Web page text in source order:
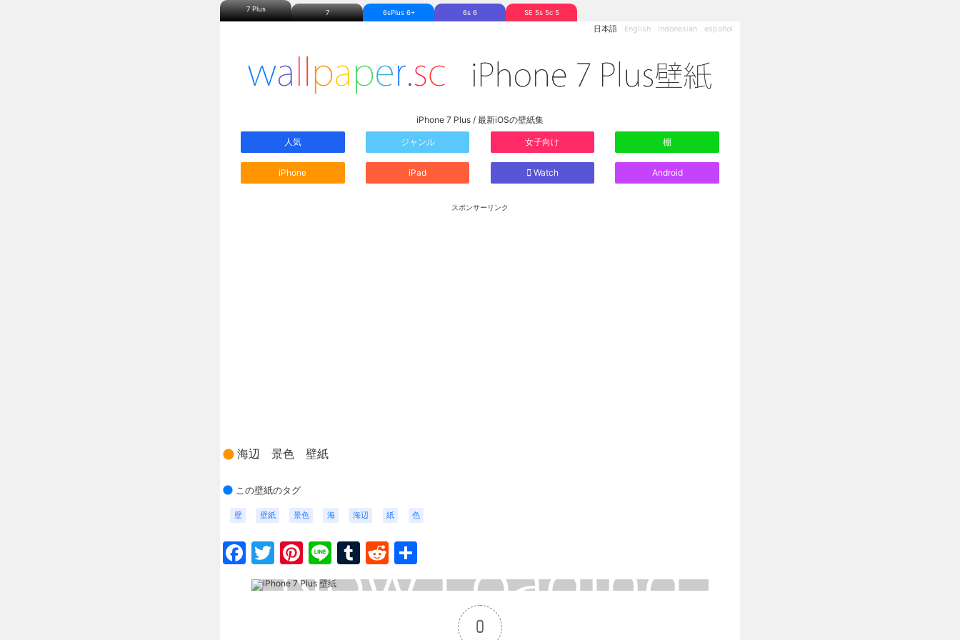
7 Plus 7 6sPlus 6+ 6s 6 SE 5s 5c 5
日本語 English Indonesian español
iPhone 7 Plus / 最新iOSの壁紙集
人気 ジャンル 女子向け 棚
iPhone iPad Watch Android
スポンサーリンク
海辺 景色 壁紙
この壁紙のタグ
壁 壁紙 景色 海 海辺 紙 色
Facebook
Twitter
Pinterest
LineTumblr
Reddit
有
0